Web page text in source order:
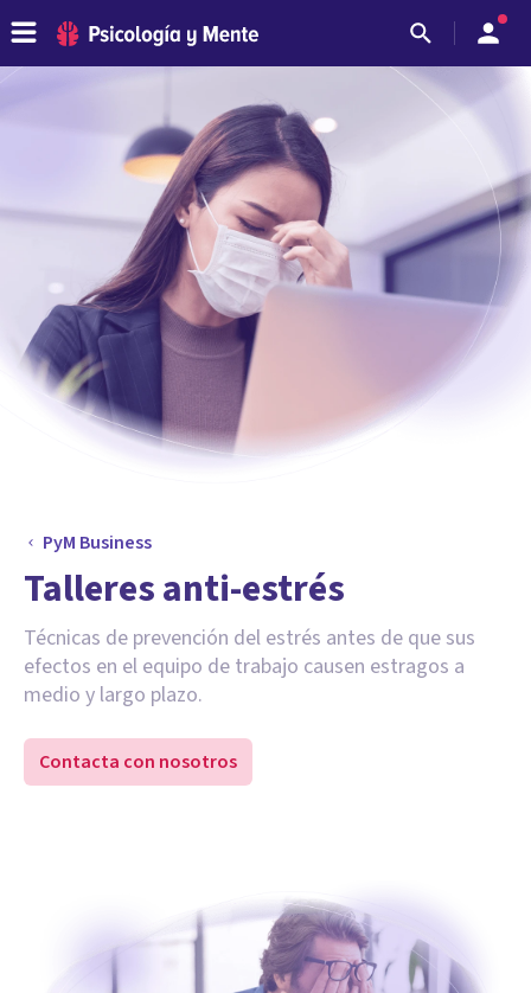
PyM Business
Talleres anti-estrés
Técnicas de prevención del estrés antes de que sus
efectos en el equipo de trabajo causen estragos a
medio y largo plazo.
Contacta con nosotros